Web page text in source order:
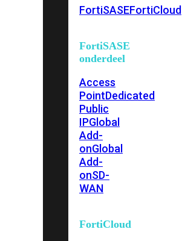
FortiSASEFortiCloud
FortiSASE
onderdeel
Access
PointDedicated
Public
IPGlobal
Add-
onGlobal
Add-
onSD-
WAN
FortiCloud